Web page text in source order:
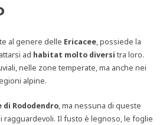
al genere delle Ericacee, possiede la
ad habitat molto diversi tra loro.
nelle zone temperate, ma anche nei
alpine.
di Rododendro, ma nessuna di queste
Il fusto è legnoso, le foglie